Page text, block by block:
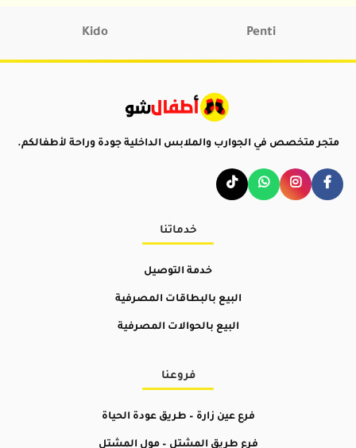
Penti
Kido
متجر متخصص في الجوارب والملابس الداخلية جودة وراحة لأطفالكم.
خدماتنا
خدمة التوصيل
البيع بالبطاقات المصرفية
البيع بالحوالات المصرفية
فروعنا
فرع عين زارة – طريق عودة الحياة
فرع طريق المشتل –مول المشتل